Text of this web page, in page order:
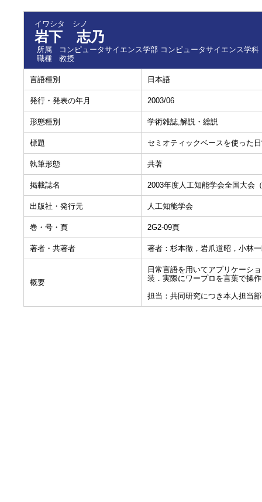
イワシタ シノ
岩下 志乃
所属
コンピュータサイエンス学部 コンピュータサイエンス学科
職種
教授
言語種別 日本語
発行・発表の年月 2003/06
形態種別 学術雑誌,解説・総説
標題 セミオティックベースを使った
執筆形態 共著
掲載誌名 2003年度人工知能学会全国大会
出版社・発行元 人工知能学会
巻・号・頁 2G2-09頁
著者・共著者 著者：杉本徹，岩爪道昭，小林
概要
日常言語を用いてアプリケーシ
装．実際にワープロを言葉で操
担当：共同研究につき本人担当